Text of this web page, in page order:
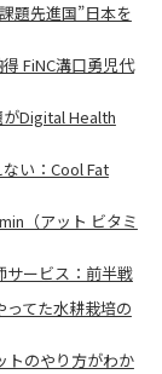
題先進国”日本を
FiNC溝口勇児代
Digital Health
い：Cool Fat
（アット ビタミ
サービス：前半戦
てた水耕栽培の
トのやり方がわか